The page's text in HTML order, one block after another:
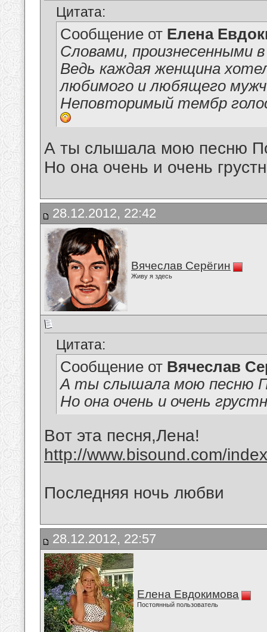
Цитата:
Сообщение от Елена
Словами, произнесенными
Ведь каждая женщина
любимого и любящего
Неповторимый тембр
А ты слышала мою песню
Но она очень и очень
28.12.2012, 22:42
Вячеслав Серёгин
Живу я здесь
Цитата:
Сообщение от Вячеслав
А ты слышала мою песню
Но она очень и очень
Вот эта песня,Лена!
http://www.bisound.com/
Последняя ночь любви
28.12.2012, 22:57
Елена Евдокимова
Постоянный пользователь